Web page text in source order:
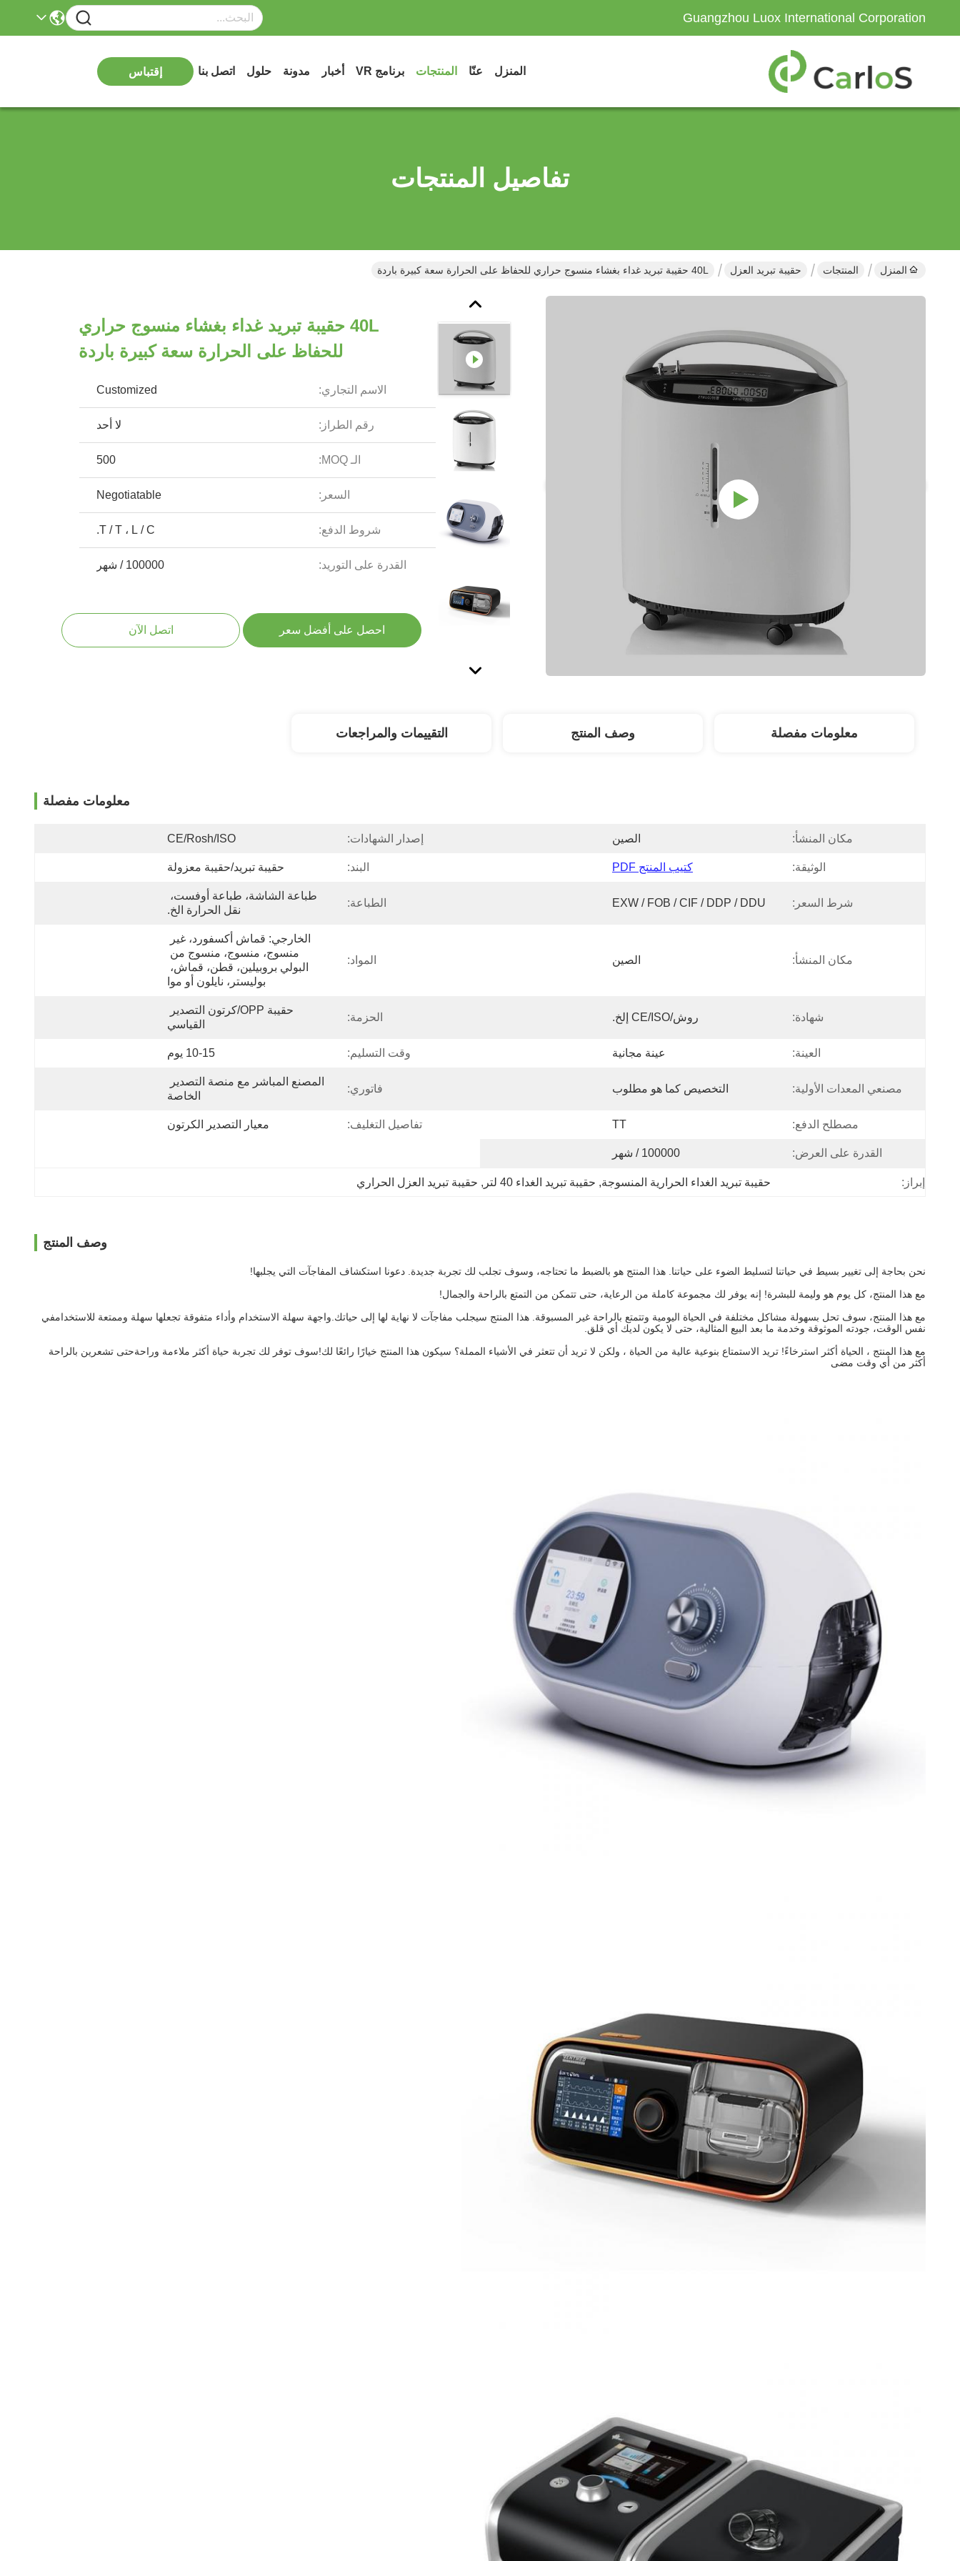
Guangzhou Luox International Corporation
المنزل عنّا المنتجات برنامج VR أخبار مدونة حلول اتصل بنا إقتباس
تفاصيل المنتجات
المنزل المنتجات حقيبة تبريد العزل 40L حقيبة تبريد غداء بغشاء منسوج حراري للحفاظ على الحرارة سعة كبيرة باردة
40L حقيبة تبريد غداء بغشاء منسوج حراري
للحفاظ على الحرارة سعة كبيرة باردة
الاسم التجاري: Customized
رقم الطراز: لا أحد
الـ MOQ: 500
السعر: Negotiatable
شروط الدفع: T / T ، L / C.
القدرة على التوريد: 100000 / شهر
احصل على أفضل سعر اتصل الآن
معلومات مفصلة وصف المنتج التقييمات والمراجعات
معلومات مفصلة
مكان المنشأ: الصين إصدار الشهادات: CE/Rosh/ISO
الوثيقة: كتيب المنتج PDF البند: حقيبة تبريد/حقيبة معزولة
شرط السعر: EXW / FOB / CIF / DDP / DDU الطباعة:
نقل الحرارة الخ.
مكان المنشأ: الصين المواد:
بوليستر، نايلون أو موا
شهادة: روش/CE/ISO إلخ. الحزمة:
القياسي
العينة: عينة مجانية وقت التسليم: 10-15 يوم
مصنعي المعدات الأولية: التخصيص كما هو مطلوب فاتوري:
الخاصة
مصطلح الدفع: TT تفاصيل التغليف: معيار التصدير الكرتون
القدرة على العرض: 100000 / شهر
إبراز: حقيبة تبريد الغداء الحرارية المنسوجة, حقيبة تبريد الغداء 40 لتر , حقيبة تبريد العزل الحراري
وصف المنتج
نحن بحاجة إلى تغيير بسيط في حياتنا لتسليط الضوء على حياتنا. هذا المنتج هو بالضبط ما تحتاجه، وسوف تجلب لك تجربة جديدة. دعونا استكشاف المفاجآت التي يجلبها!
مع هذا المنتج، كل يوم هو وليمة للبشرة! إنه يوفر لك مجموعة كاملة من الرعاية، حتى تتمكن من التمتع بالراحة والجمال!
مع هذا المنتج، سوف تحل بسهولة مشاكل مختلفة في الحياة اليومية وتتمتع بالراحة غير المسبوقة. هذا المنتج سيجلب مفاجآت لا نهاية لها إلى حياتك.واجهة سهلة الاستخدام وأداء متفوقة تجعلها سهلة وممتعة للاستخدامفي
نفس الوقت، جودته الموثوقة وخدمة ما بعد البيع المثالية، حتى لا يكون لديك أي قلق.
مع هذا المنتج ، الحياة أكثر استرخاءً! تريد الاستمتاع بنوعية عالية من الحياة ، ولكن لا تريد أن تتعثر في الأشياء المملة؟ سيكون هذا المنتج خيارًا رائعًا لك!سوف توفر لك تجربة حياة أكثر ملاءمة وراحةحتى تشعرين بالراحة
أكثر من أي وقت مضى